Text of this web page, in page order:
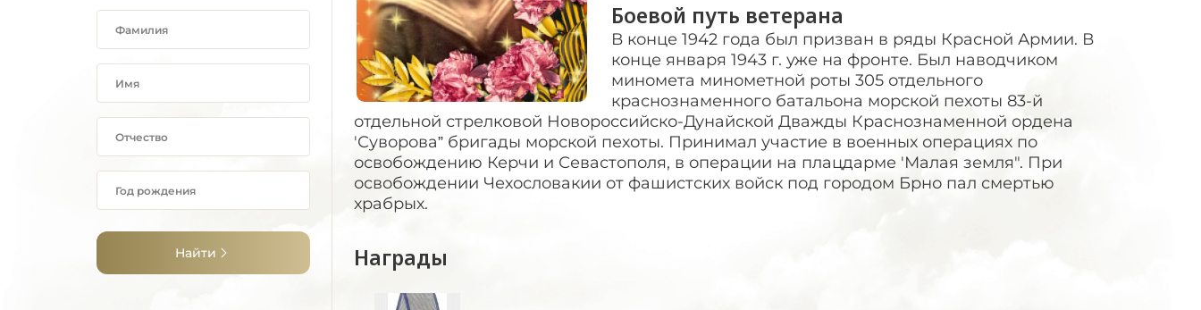
Найти
Боевой путь ветерана
В конце 1942 года был призван в ряды Красной Армии. В
конце января 1943 г. уже на фронте. Был наводчиком
миномета минометной роты 305 отдельного
краснознаменного батальона морской пехоты 83-й
отдельной стрелковой Новороссийско-Дунайской Дважды Краснознаменной ордена
'Суворова” бригады морской пехоты. Принимал участие в военных операциях по
освобождению Керчи и Севастополя, в операции на плацдарме 'Малая земля". При
освобождении Чехословакии от фашистских войск под городом Брно пал смертью
храбрых.
Награды